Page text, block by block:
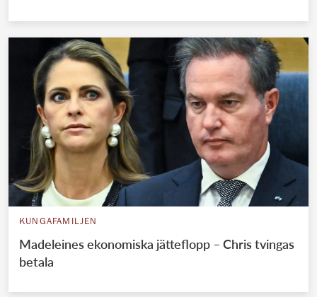
KUNGAFAMILJEN
Madeleines ekonomiska jätteflopp – Chris tvingas
betala